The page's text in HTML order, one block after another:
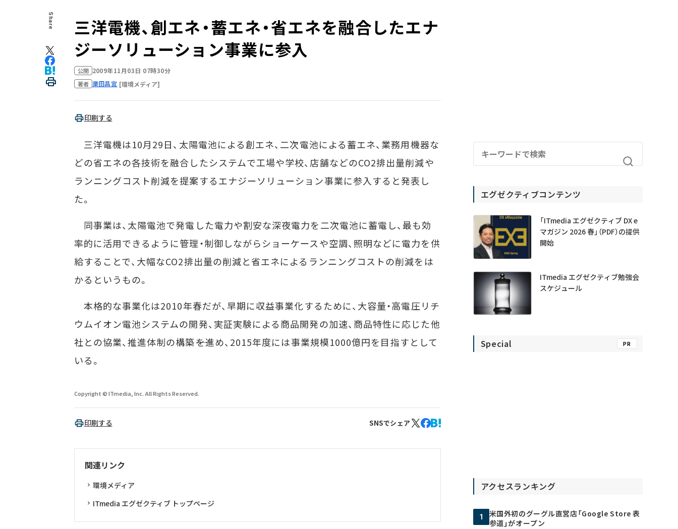
Share
三洋電機、創エネ・蓄エネ・省エネを融合したエナ
ジーソリューション事業に参入
公開 2009年11月03日 07時30分
著者 栗田昌宜 [環境メディア]
印刷する
三洋電機は10月29日、太陽電池による創エネ、二次電池による蓄エネ、業務用機器な
どの省エネの各技術を融合したシステムで工場や学校、店舗などのCO2排出量削減や
ランニングコスト削減を提案するエナジーソリューション事業に参入すると発表し
た。
同事業は、太陽電池で発電した電力や割安な深夜電力を二次電池に蓄電し、最も効
率的に活用できるように管理・制御しながらショーケースや空調、照明などに電力を供
給することで、大幅なCO2排出量の削減と省エネによるランニングコストの削減をは
かるというもの。
本格的な事業化は2010年春だが、早期に収益事業化するために、大容量・高電圧リチ
ウムイオン電池システムの開発、実証実験による商品開発の加速、商品特性に応じた他
社との協業、推進体制の構築――を進め、2015年度には事業規模1000億円を目指すとして
いる。
Copyright © ITmedia, Inc. All Rights Reserved.
印刷する SNSでシェア
関連リンク
環境メディア
ITmedia エグゼクティブ トップページ
エグゼクティブコンテンツ
「ITmedia エグゼクティブ DX e
マガジン 2026 春」（PDF）の提供
開始
ITmedia エグゼクティブ勉強会
スケジュール
Special PR
アクセスランキング
1
米国外初のグーグル直営店「Google Store 表
参道」がオープン